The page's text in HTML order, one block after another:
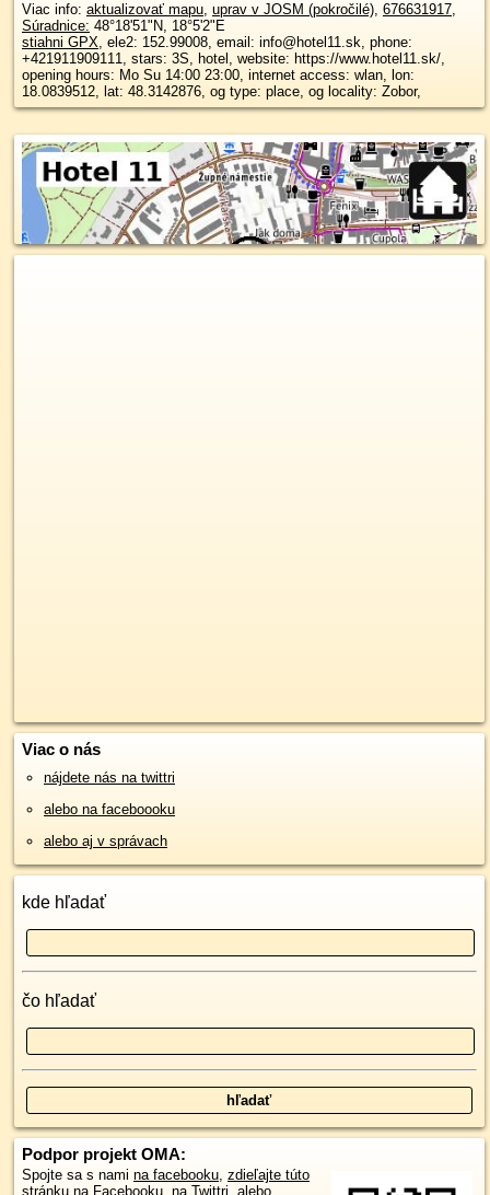
Viac info: aktualizovať mapu, uprav v JOSM (pokročilé), 676631917,
Súradnice: 48°18'51"N, 18°5'2"E
stiahni GPX, ele2: 152.99008, email: info@hotel11.sk, phone:
+421911909111, stars: 3S, hotel, website: https://www.hotel11.sk/,
opening hours: Mo Su 14:00 23:00, internet access: wlan, lon:
18.0839512, lat: 48.3142876, og type: place, og locality: Zobor,
Viac o nás
nájdete nás na twittri
alebo na faceboooku
alebo aj v správach
kde hľadať
čo hľadať
Podpor projekt OMA:
Spojte sa s nami na facebooku, zdieľajte túto
stránku na Facebooku na Twittri , alebo